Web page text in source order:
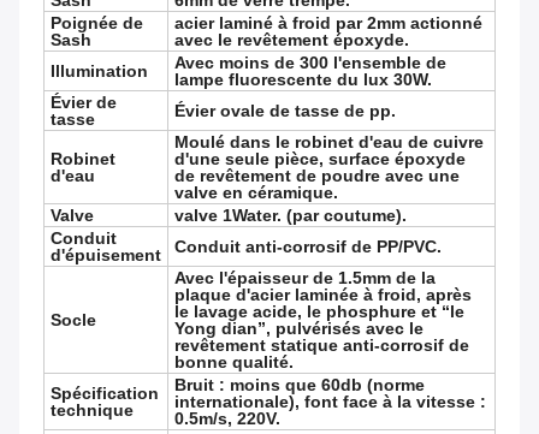
Poignée de
Sash
acier laminé à froid par 2mm actionné
avec le revêtement époxyde.
Illumination
Avec moins de 300 l'ensemble de
lampe fluorescente du lux 30W.
Évier de
tasse
Évier ovale de tasse de pp.
Robinet
d'eau
Moulé dans le robinet d'eau de cuivre
d'une seule pièce, surface époxyde
de revêtement de poudre avec une
valve en céramique.
Valve
valve 1Water. (par coutume).
Conduit
d'épuisement
Conduit anti-corrosif de PP/PVC.
Socle
Avec l'épaisseur de 1.5mm de la
plaque d'acier laminée à froid, après
le lavage acide, le phosphure et “le
Yong dian”, pulvérisés avec le
revêtement statique anti-corrosif de
bonne qualité.
Spécification
technique
Bruit : moins que 60db (norme
internationale), font face à la vitesse :
0.5m/s, 220V.